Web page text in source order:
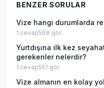
BENZER SORULAR
Vize hangi durumlarda
1 cevap568 gör.
Yurtdışına ilk kez
gerekenler nelerdir?
1 cevap551 gör.
Vize almanın en kolay